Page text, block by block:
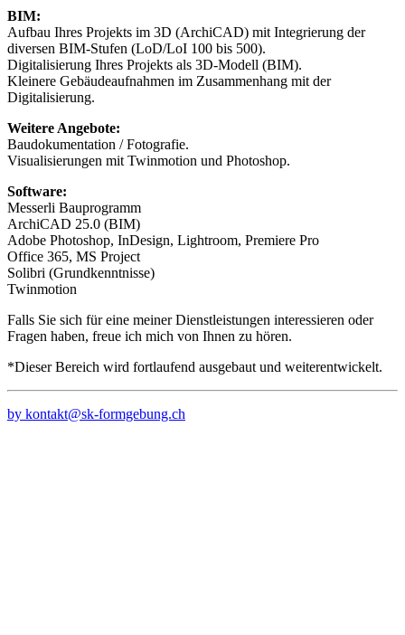
BIM:
Aufbau Ihres Projekts im 3D (ArchiCAD) mit Integrierung der
diversen BIM-Stufen (LoD/LoI 100 bis 500).
Digitalisierung Ihres Projekts als 3D-Modell (BIM).
Kleinere Gebäudeaufnahmen im Zusammenhang mit der
Digitalisierung.
Weitere Angebote:
Baudokumentation / Fotografie.
Visualisierungen mit Twinmotion und Photoshop.
Software:
Messerli Bauprogramm
ArchiCAD 25.0 (BIM)
Adobe Photoshop, InDesign, Lightroom, Premiere Pro
Office 365, MS Project
Solibri (Grundkenntnisse)
Twinmotion
Falls Sie sich für eine meiner Dienstleistungen interessieren oder
Fragen haben, freue ich mich von Ihnen zu hören.
*Dieser Bereich wird fortlaufend ausgebaut und weiterentwickelt.
by kontakt@sk-formgebung.ch